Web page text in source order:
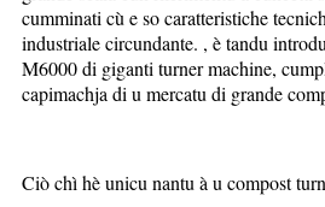
cumminati cù e so caratteristiche
industriale circundante. , è tandu
M6000 di giganti turner machine,
capimachja di u mercatu di grande
Ciò chì hè unicu nantu à u compost